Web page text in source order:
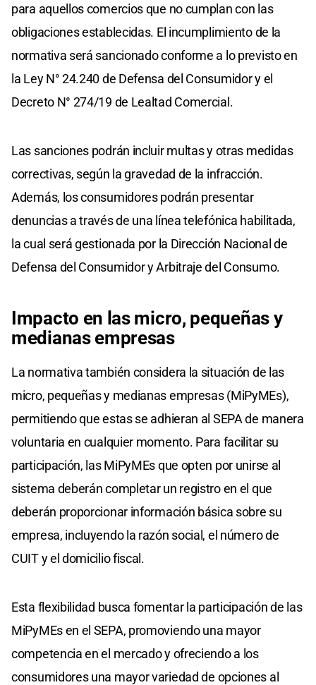
para aquellos comercios que no cumplan con las
obligaciones establecidas. El incumplimiento de la
normativa será sancionado conforme a lo previsto en
la Ley N° 24.240 de Defensa del Consumidor y el
Decreto N° 274/19 de Lealtad Comercial.
Las sanciones podrán incluir multas y otras medidas
correctivas, según la gravedad de la infracción.
Además, los consumidores podrán presentar
denuncias a través de una línea telefónica habilitada,
la cual será gestionada por la Dirección Nacional de
Defensa del Consumidor y Arbitraje del Consumo.
Impacto en las micro, pequeñas y
medianas empresas
La normativa también considera la situación de las
micro, pequeñas y medianas empresas (MiPyMEs),
permitiendo que estas se adhieran al SEPA de manera
voluntaria en cualquier momento. Para facilitar su
participación, las MiPyMEs que opten por unirse al
sistema deberán completar un registro en el que
deberán proporcionar información básica sobre su
empresa, incluyendo la razón social, el número de
CUIT y el domicilio fiscal.
Esta flexibilidad busca fomentar la participación de las
MiPyMEs en el SEPA, promoviendo una mayor
competencia en el mercado y ofreciendo a los
consumidores una mayor variedad de opciones al